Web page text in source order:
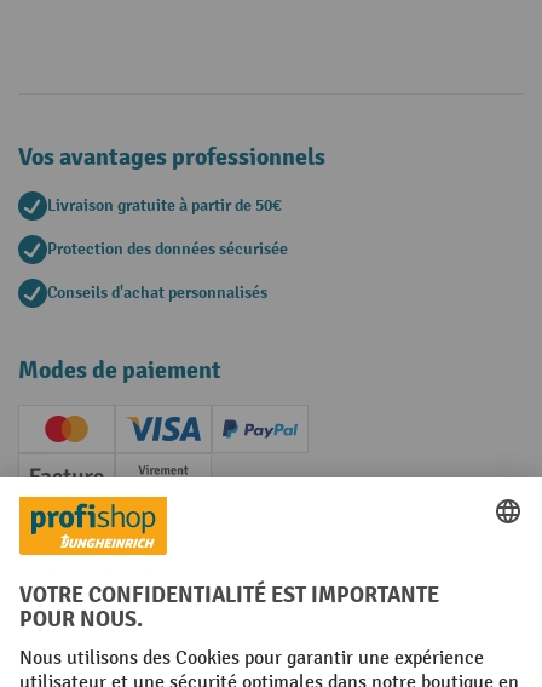
Vos avantages professionnels
Livraison gratuite à partir de 50€
Protection des données sécurisée
Conseils d'achat personnalisés
Modes de paiement
Creditcard (Master)Creditcard (Visa)
PayPal
Réseaux sociaux
Facebook
YouTube
LinkedInInstagram